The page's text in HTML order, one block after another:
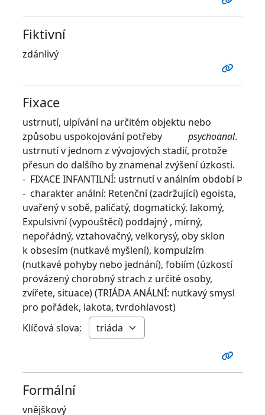
Fiktivní
zdánlivý
Fixace
ustrnutí, ulpívání na určitém objektu nebo
způsobu uspokojování potřeby psychoanal.
ustrnutí v jednom z vývojových stadií, protože
přesun do dalšího by znamenal zvýšení úzkosti.
- FIXACE INFANTILNÍ: ustrnutí v análním období Þ
- charakter anální: Retenční (zadržující) egoista,
uvařený v sobě, paličatý, dogmatický. lakomý,
Expulsivní (vypouštěcí) poddajný , mírný,
nepořádný, vztahovačný, velkorysý, oby sklon
k obsesím (nutkavé myšlení), kompulzím
(nutkavé pohyby nebo jednání), fobiím (úzkostí
provázený chorobný strach z určité osoby,
zvířete, situace) (TRIÁDA ANÁLNÍ: nutkavý smysl
pro pořádek, lakota, tvrdohlavost)
Klíčová slova:
Formální
vnějškový